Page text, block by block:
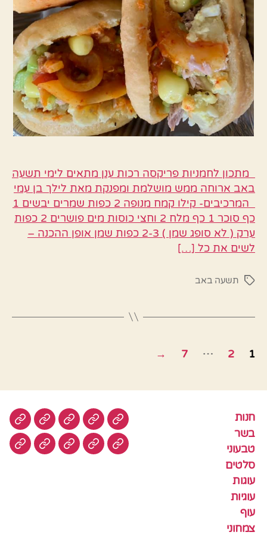
מתכון לחמניות פריקסה רכות ענן מתאים לימי תשעה
באב ארוחה ממש מושלמת ומפנקת מאת לילך בן עמי
המרכיבים- קילו קמח מנופה 2 כפות שמרים יבשים 1
כף סוכר 1 כף מלח 2 וחצי כוסות מים פושרים 2 כפות
ערק ( לא סופג שמן ) 2-3 כפות שמן אופן ההכנה –
לשים את כל […]
תגיותתשעה באב
Posts
1
2
…
7
→
חנות
בשר
טבעוני
סלטים
עוגות
עוגיות
עוף
צמחוני
חנות בשר טבעוניסלטים
עוגיותעוף צמחונידגים